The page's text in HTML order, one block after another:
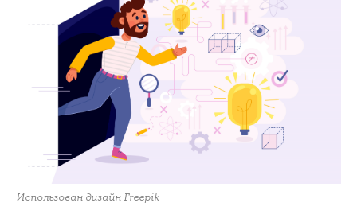
Использован дизайн Freepik